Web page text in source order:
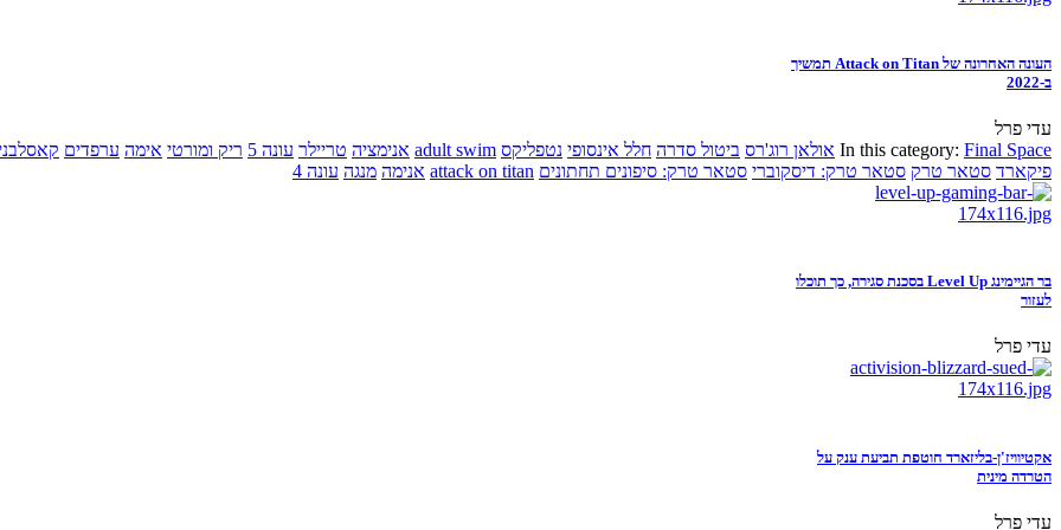
העונה האחרונה של Attack on Titan תמשיך
ב-2022
עדי פרל
In this category: Final Space אולאן רוג'רס ביטול סדרה חלל אינסופי נטפליקס adult swim אנימציה טריילר עונה 5 ריק ומורטי אימה ערפדים
פיקארד סטאר טרק סטאר טרק: דיסקוברי סטאר טרק: סיפונים תחתונים attack on titan אנימה מנגה עונה 4
בר הגיימינג Level Up בסכנת סגירה, כך תוכלו
לעזור
עדי פרל
אקטיוויז'ן-בליזארד חוטפת תביעת ענק על
הטרדה מינית
עדי פרל